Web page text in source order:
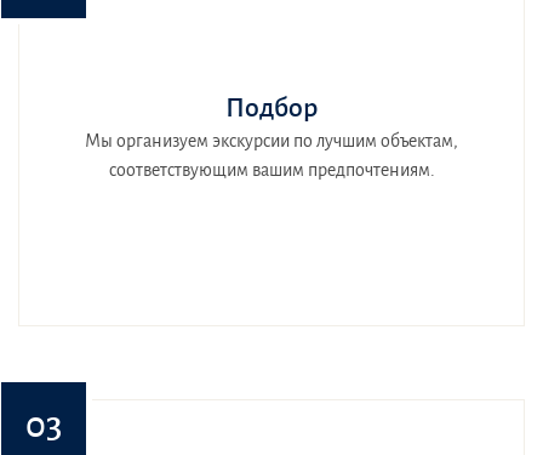
Подбор
Мы организуем экскурсии по лучшим объектам,
соответствующим вашим предпочтениям.
03